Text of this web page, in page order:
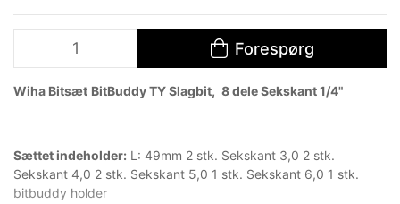
Forespørg
Wiha Bitsæt BitBuddy TY Slagbit, 8dele Sekskant 1/4"
Sættet indeholder: L: 49mm 2 stk. Sekskant 3,0 2 stk.
Sekskant 4,0 2 stk. Sekskant 5,0 1 stk. Sekskant 6,0 1 stk.
bitbuddy holder